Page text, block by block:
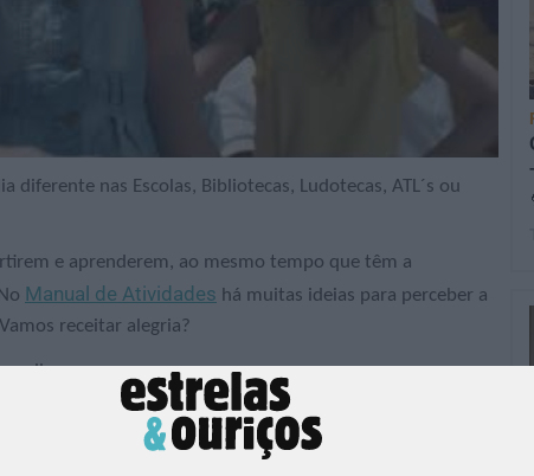
nas Escolas, Bibliotecas, Ludotecas, ATL´s ou
e aprenderem, ao mesmo tempo que têm a
Manual de Atividades há muitas ideias para perceber a
receitar alegria?
de Sorriso